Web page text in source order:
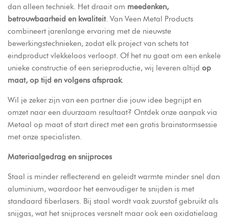
dan alleen techniek. Het draait om meedenken,
betrouwbaarheid en kwaliteit. Van Veen Metal Products
combineert jarenlange ervaring met de nieuwste
bewerkingstechnieken, zodat elk project van schets tot
eindproduct vlekkeloos verloopt. Of het nu gaat om een enkele
unieke constructie of een serieproductie, wij leveren altijd op
maat, op tijd en volgens afspraak.
Wil je zeker zijn van een partner die jouw idee begrijpt en
omzet naar een duurzaam resultaat? Ontdek onze aanpak via
Metaal op maat of start direct met een gratis brainstormsessie
met onze specialisten.
Materiaalgedrag en snijproces
Staal is minder reflecterend en geleidt warmte minder snel dan
aluminium, waardoor het eenvoudiger te snijden is met
standaard fiberlasers. Bij staal wordt vaak zuurstof gebruikt als
snijgas, wat het snijproces versnelt maar ook een oxidatielaag